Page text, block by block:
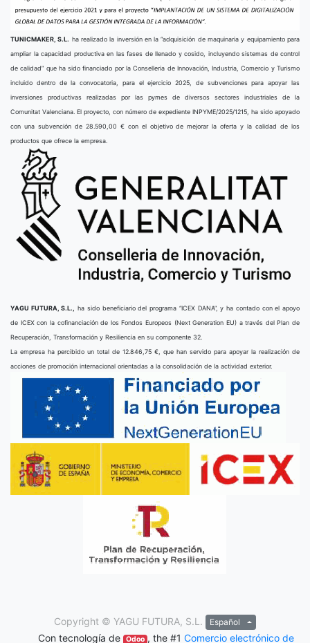
TUNICMAKER, S.L. ha realizado la inversión en la “adquisición de maquinaria y equipamiento para
ampliar la capacidad productiva en las fases de llenado y cosido, incluyendo sistemas de control
de calidad” que ha sido financiado por la Conselleria de Innovación, Industria, Comercio y Turismo
incluido dentro de la convocatoria, para el ejercicio 2025, de subvenciones para apoyar las
inversiones productivas realizadas por las pymes de diversos sectores industriales de la
Comunitat Valenciana. El proyecto, con número de expediente INPYME/2025/1215, ha sido apoyado
con una subvención de 28.590,00 € con el objetivo de mejorar la oferta y la calidad de los
productos que ofrece la empresa.
YAGU FUTURA, S.L.,
ha sido beneficiario del programa “ICEX DANA”, y ha contado con el apoyo
de ICEX con la cofinanciación de los Fondos Europeos (Next Generation EU) a través del Plan de
Recuperación, Transformación y Resiliencia en su componente 32.
La empresa ha percibido un total de 12.846,75 €, que han servido para apoyar la realización de
acciones de promoción internacional orientadas a la consolidación de la actividad exterior.
Copyright © YAGU FUTURA, S.L. Español
Con tecnología de Odoo , the #1 Comercio electrónico de